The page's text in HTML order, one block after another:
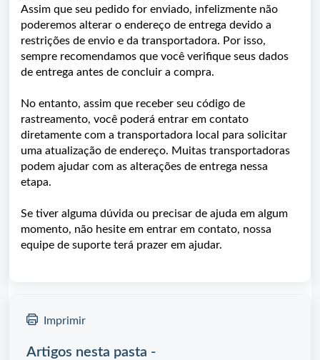
Assim que seu pedido for enviado, infelizmente não
poderemos alterar o endereço de entrega devido a
restrições de envio e da transportadora. Por isso,
sempre recomendamos que você verifique seus dados
de entrega antes de concluir a compra.
No entanto, assim que receber seu código de
rastreamento, você poderá entrar em contato
diretamente com a transportadora local para solicitar
uma atualização de endereço. Muitas transportadoras
podem ajudar com as alterações de entrega nessa
etapa.
Se tiver alguma dúvida ou precisar de ajuda em algum
momento, não hesite em entrar em contato, nossa
equipe de suporte terá prazer em ajudar.
Imprimir
Artigos nesta pasta -